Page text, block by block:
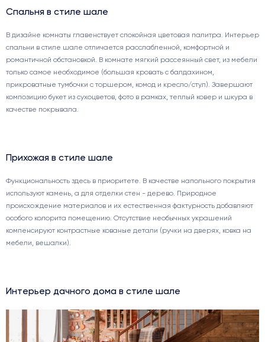
Спальня в стиле шале
В дизайне комнаты главенствует спокойная цветовая палитра. Интерьер
спальни в стиле шале отличается расслабленной, комфортной и
романтичной обстановкой. В комнате мягкий рассеянный свет, из мебели
только самое необходимое (большая кровать с балдахином,
прикроватные тумбочки с торшером, комод и кресло/стул). Завершают
композицию букет из сухоцветов, фото в рамках, теплый ковер и шкура в
качестве покрывала.
Прихожая в стиле шале
Функциональность здесь в приоритете. В качестве напольного покрытия
используют камень, а для отделки стен - дерево. Природное
происхождение материалов и их естественная фактурность добавляют
особого колорита помещению. Отсутствие необычных украшений
компенсируют контрастные кованые детали (ручки на дверях, ковка на
мебели, вешалки).
Интерьер дачного дома в стиле шале